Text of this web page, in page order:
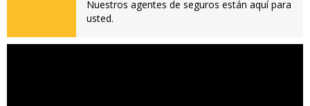
Nuestros agentes de seguros están aquí para
usted.